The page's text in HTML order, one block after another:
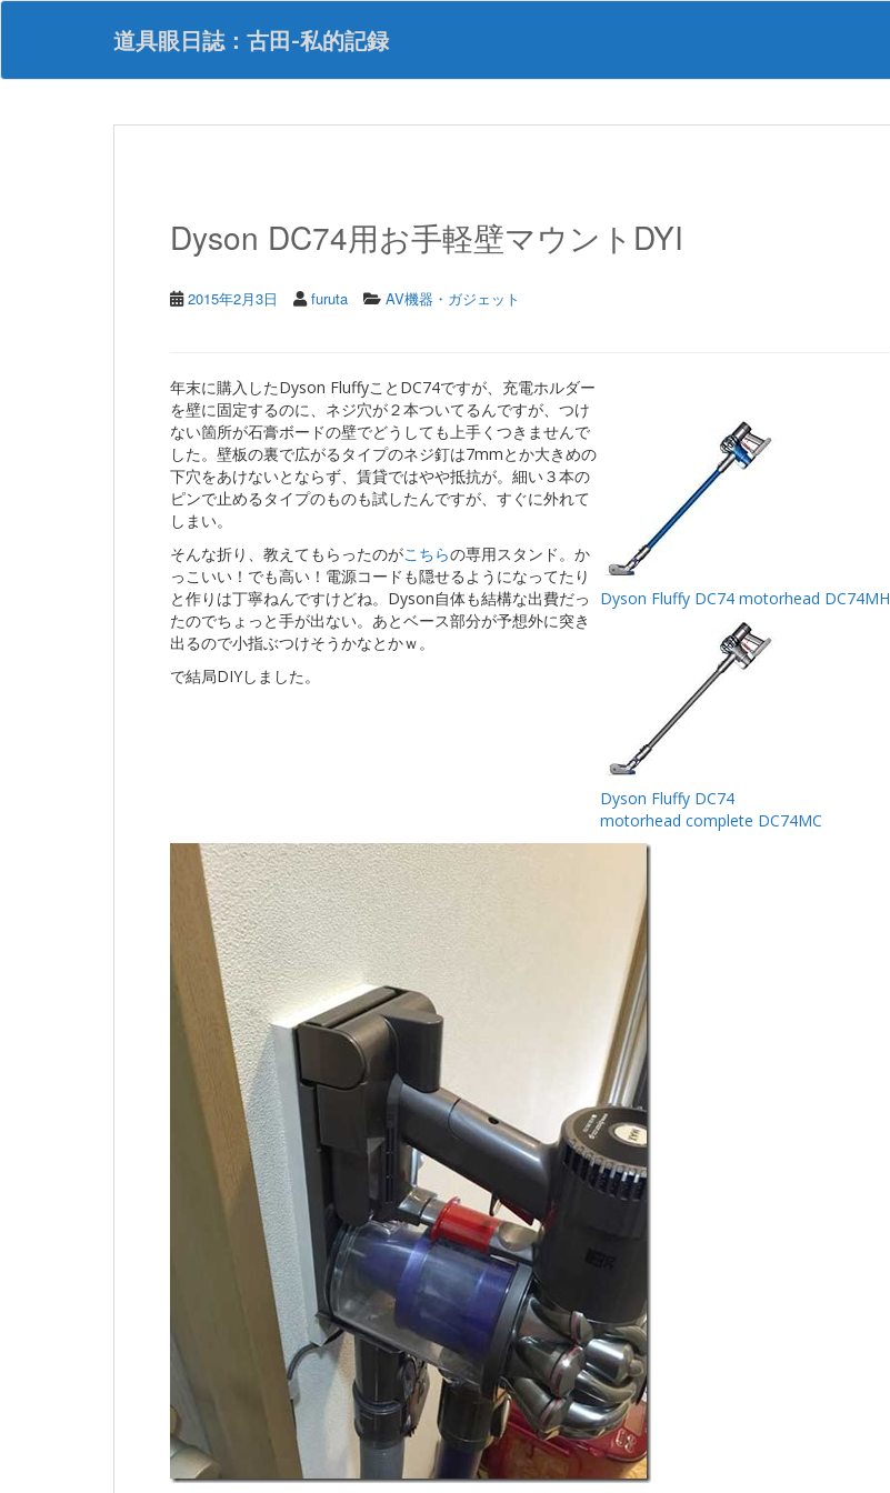
S
p
道具眼日誌：古田-私的記録
Dyson DC74用お手軽壁マウントDYI
2015年2月3日 furuta AV機器・ガジェット
Dyson Fluffy DC74 motorhead DC74MH
Dyson Fluffy DC74
motorhead complete DC74MC
年末に購入したDyson FluffyことDC74ですが、充電ホルダー
を壁に固定するのに、ネジ穴が２本ついてるんですが、つけ
ない箇所が石膏ボードの壁でどうしても上手くつきませんで
した。壁板の裏で広がるタイプのネジ釘は7mmとか大きめの
下穴をあけないとならず、賃貸ではやや抵抗が。細い３本の
ピンで止めるタイプのものも試したんですが、すぐに外れて
しまい。
そんな折り、教えてもらったのがこちらの専用スタンド。か
っこいい！でも高い！電源コードも隠せるようになってたり
と作りは丁寧ねんですけどね。Dyson自体も結構な出費だっ
たのでちょっと手が出ない。あとベース部分が予想外に突き
出るので小指ぶつけそうかなとかｗ。
で結局DIYしました。